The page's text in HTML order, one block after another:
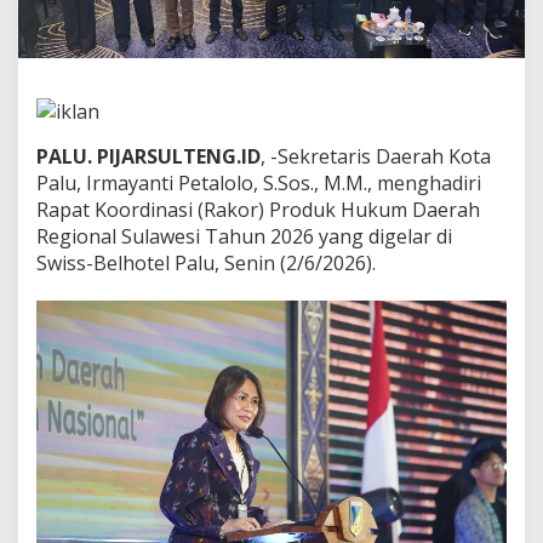
a
k
o
o
d
u
k
H
u
k
u
m
D
a
r
h
R
e
g
i
PALU. PIJARSULTENG.ID, -Sekretaris Daerah Kota
Palu, Irmayanti Petalolo, S.Sos., M.M., menghadiri
Rapat Koordinasi (Rakor) Produk Hukum Daerah
Regional Sulawesi Tahun 2026 yang digelar di
Swiss-Belhotel Palu, Senin (2/6/2026).